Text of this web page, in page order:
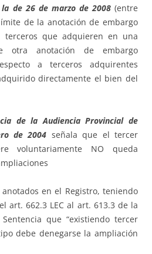
de 26 de marzo de 2008 (entre
de la anotación de embargo
terceros que adquieren en una
otra anotación de embargo
a terceros adquirentes
directamente el bien del
de la Audiencia Provincial de
de 2004 señala que el tercer
voluntariamente NO queda
en el Registro, teniendo
art. 662.3 LEC al art. 613.3 de la
que “existiendo tercer
debe denegarse la ampliación